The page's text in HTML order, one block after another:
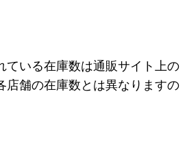
ている在庫数は通販サイト上の
店舗の在庫数とは異なりますの